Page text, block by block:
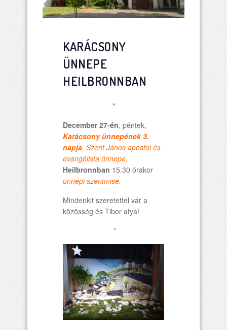
KARÁCSONY
ÜNNEPE
HEILBRONNBAN
*
December 27-én, péntek,
Karácsony ünnepének 3.
napja, Szent János apostol és
evangélista ünnepe,
Heilbronnban 15.30 órakor
ünnepi szentmise.
Mindenkit szeretettel vár a
közösség és Tibor atya!
*